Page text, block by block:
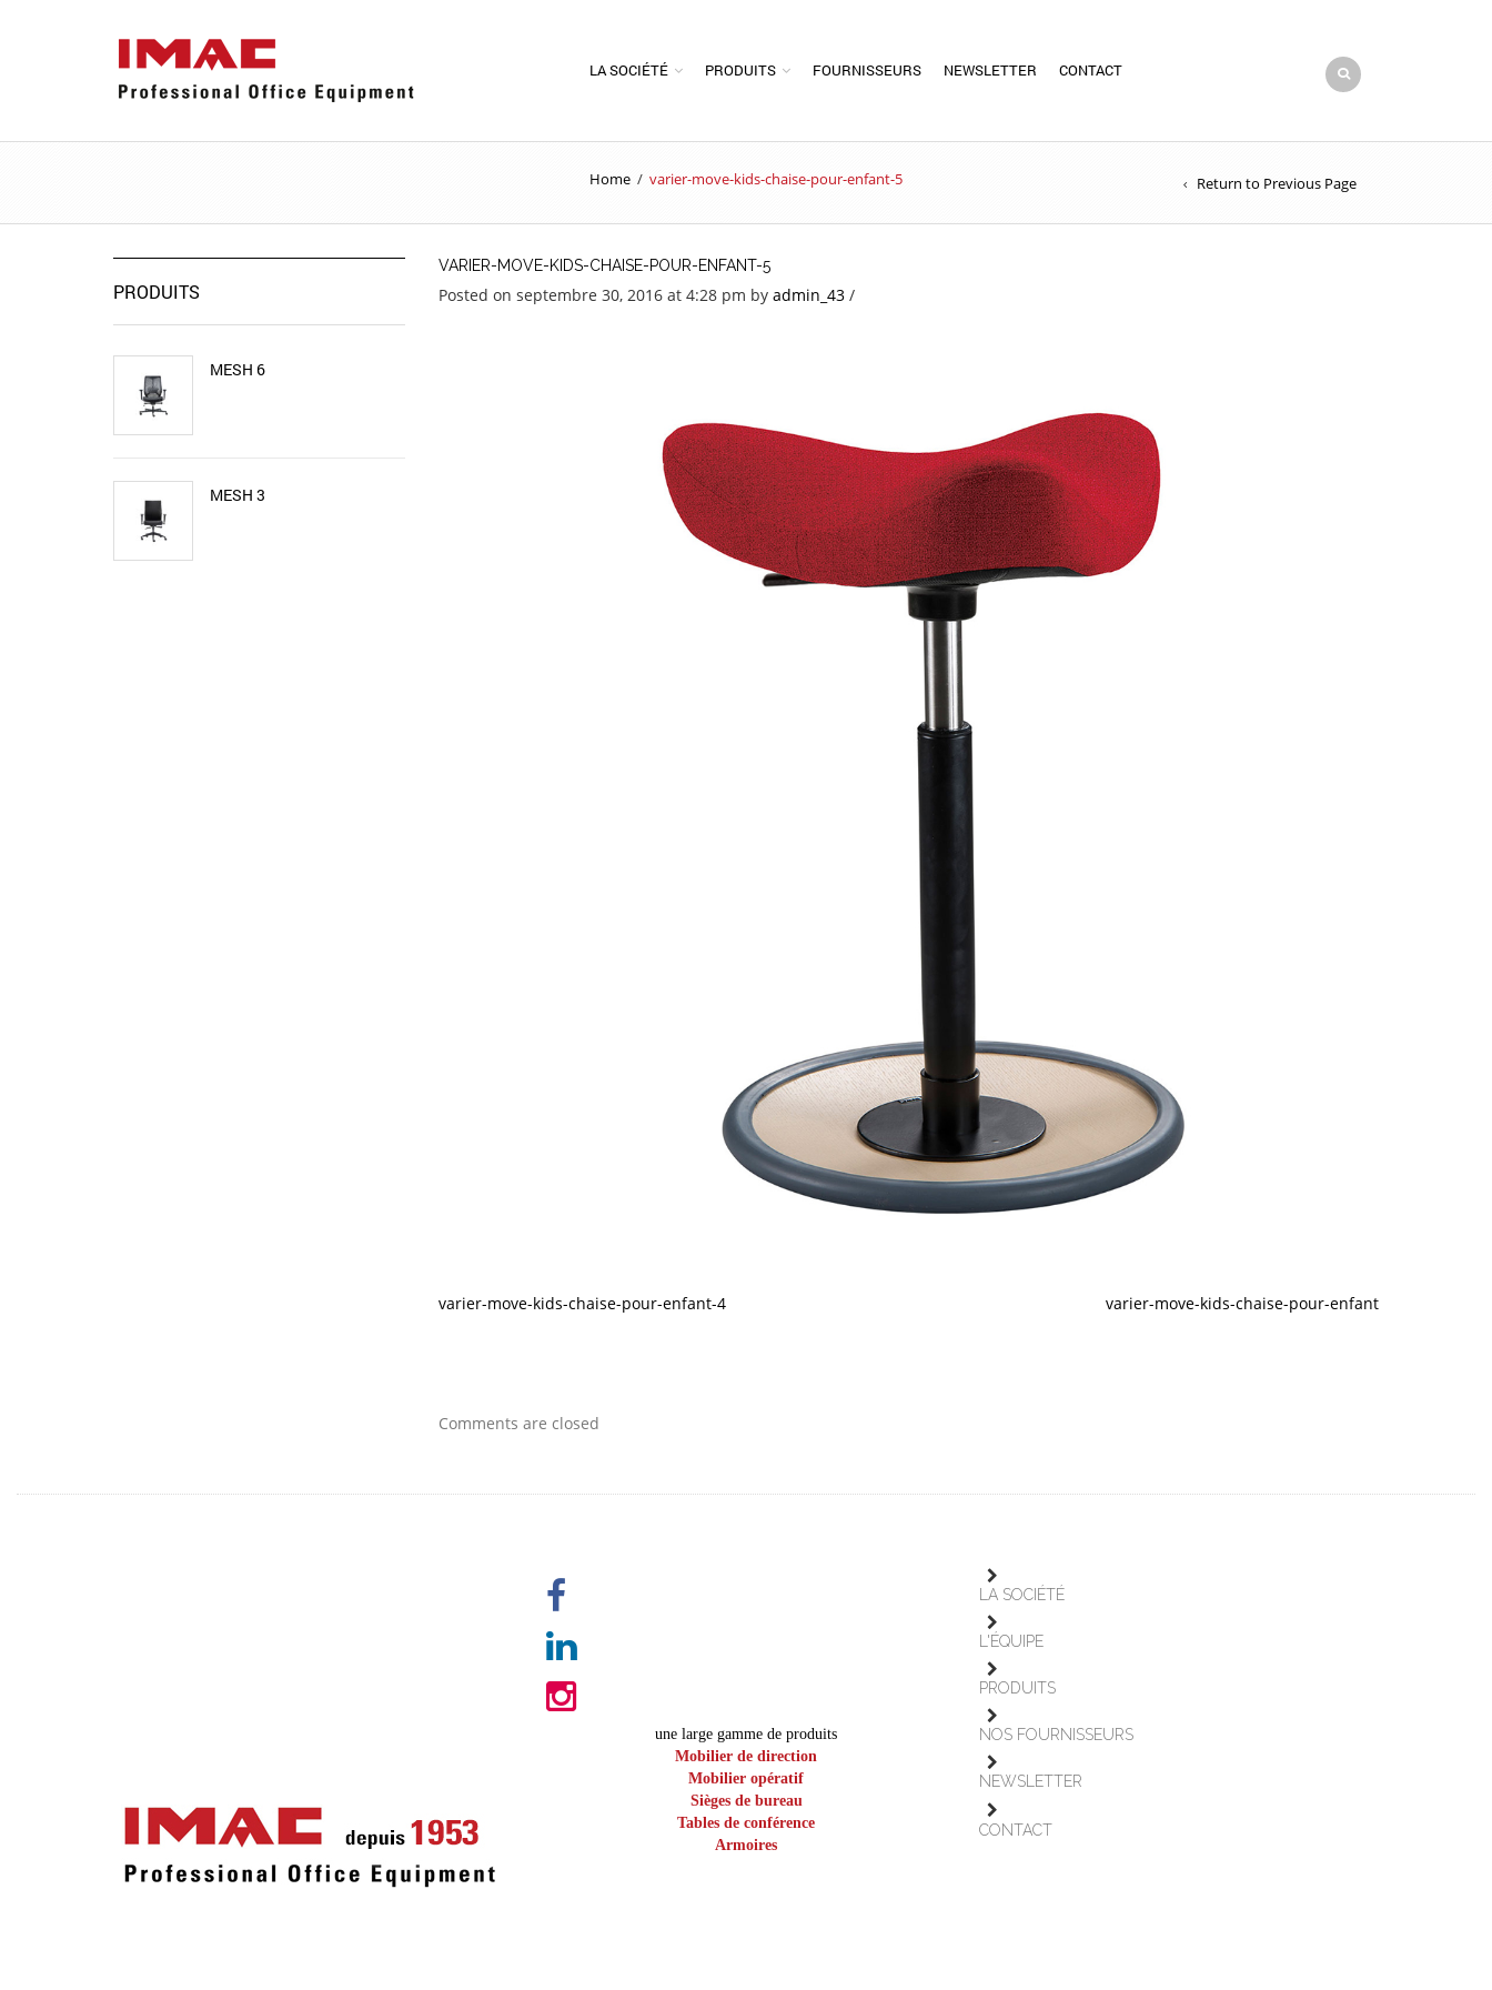
LA SOCIÉTÉ PRODUITS FOURNISSEURS NEWSLETTER CONTACT
Home / varier-move-kids-chaise-pour-enfant-5 Return to Previous Page
VARIER-MOVE-KIDS-CHAISE-POUR-ENFANT-5
Posted on septembre 30, 2016 at 4:28 pm by admin_43/
varier-move-kids-chaise-pour-enfant-4 varier-move-kids-chaise-pour-enfant
Comments are closed
PRODUITS
MESH 6
MESH 3
une large gamme de produits
Mobilier de direction
Mobilier opératif
Sièges de bureau
Tables de conférence
Armoires
LA SOCIÉTÉ
L'ÉQUIPE
PRODUITS
NOS FOURNISSEURS
NEWSLETTER
CONTACT